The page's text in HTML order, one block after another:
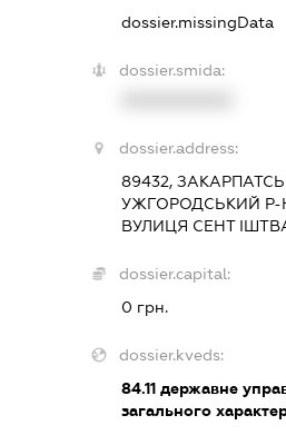
dossier.missingData
dossier.smida:
dossier.address:
89432,
УЖГОРОДСЬКИЙ Р-
ВУЛИЦЯ СЕНТ
dossier.capital:
0 грн.
dossier.kveds:
84.11 державне
загального